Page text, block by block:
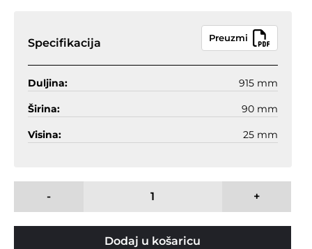
Specifikacija Preuzmi
Duljina: 915 mm
Širina: 90 mm
Visina: 25 mm
- +
Dodaj u košaricu